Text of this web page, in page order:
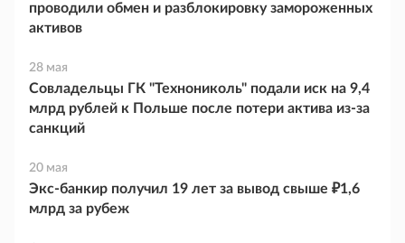
проводили обмен и разблокировку замороженных
активов
28 мая
Совладельцы ГК "Технониколь" подали иск на 9,4
млрд рублей к Польше после потери актива из-за
санкций
20 мая
Экс-банкир получил 19 лет за вывод свыше ₽1,6
млрд за рубеж